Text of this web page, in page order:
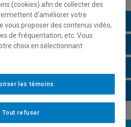
(cookies) afin de collecter des
d’améliorer votre
vous proposer des contenus vidéo,
de fréquentation, etc. Vous
choix en sélectionnant
Tout refuser
les témoins